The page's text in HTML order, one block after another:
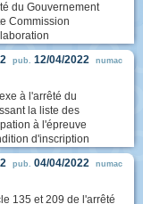
du Gouvernement
Commission
pub. 12/04/2022 numac
à l'arrêté du
la liste des
à l'épreuve
d'inscription
pub. 04/04/2022 numac
135 et 209 de l'arrêté